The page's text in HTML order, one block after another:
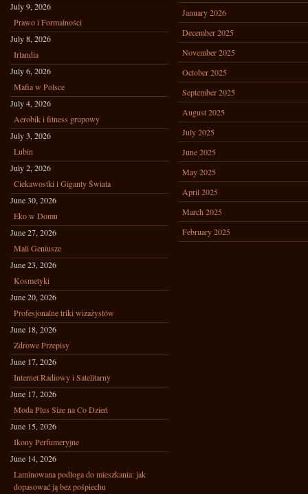
July 9, 2026
Prawo i Formalności
July 8, 2026
Irlandia
July 6, 2026
Mafia w Polsce
July 4, 2026
Aerobik i fitness grupowy
July 3, 2026
Lubin
July 2, 2026
Ciekawostki i Giganty Świata
June 30, 2026
Eko w Domu
June 27, 2026
Mali Geniusze
June 23, 2026
Kosmetyki
June 20, 2026
Profesjonalne triki wizażystów
June 18, 2026
Zdrowe Przepisy
June 17, 2026
Internet Radiowy i Satelitarny
June 17, 2026
Moda Plus Size na Co Dzień
June 15, 2026
Ikony Perfumeryjne
June 14, 2026
Laminowana podłoga do mieszkania: jak
dopasować ją bez pośpiechu
January 2026
December 2025
November 2025
October 2025
September 2025
August 2025
July 2025
June 2025
May 2025
April 2025
March 2025
February 2025